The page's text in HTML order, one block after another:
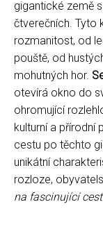
gigantické země
čtverečních. Tyto
rozmanitost, od
pouště, od
mohutných hor.
otevírá okno do
ohromující
kulturní a přírodní
cestu po těchto
unikátní
rozloze,
na fascinující